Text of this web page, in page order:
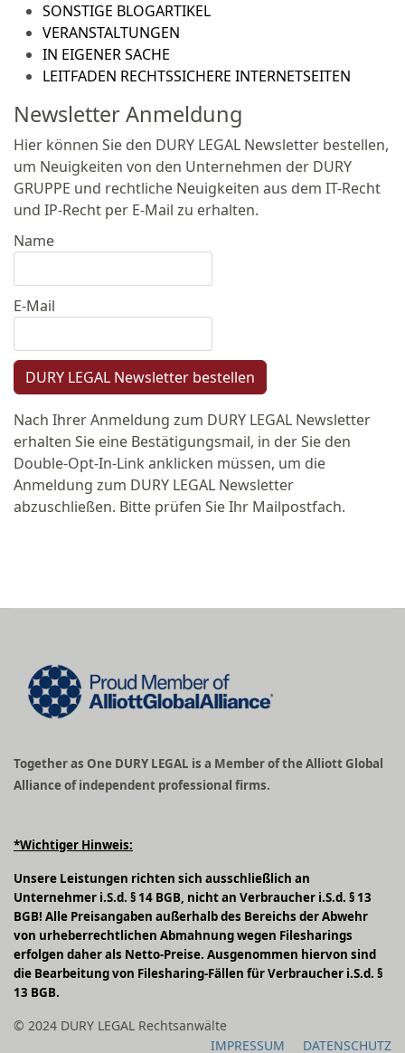
SONSTIGE BLOGARTIKEL
VERANSTALTUNGEN
IN EIGENER SACHE
LEITFADEN RECHTSSICHERE INTERNETSEITEN
Newsletter Anmeldung
Hier können Sie den DURY LEGAL Newsletter bestellen,
um Neuigkeiten von den Unternehmen der DURY
GRUPPE und rechtliche Neuigkeiten aus dem IT-Recht
und IP-Recht per E-Mail zu erhalten.
Name
E-Mail
DURY LEGAL Newsletter bestellen
Nach Ihrer Anmeldung zum DURY LEGAL Newsletter
erhalten Sie eine Bestätigungsmail, in der Sie den
Double-Opt-In-Link anklicken müssen, um die
Anmeldung zum DURY LEGAL Newsletter
abzuschließen. Bitte prüfen Sie Ihr Mailpostfach.
Together as One DURY LEGAL is a Member of the Alliott Global
Alliance of independent professional firms.
*Wichtiger Hinweis:
Unsere Leistungen richten sich ausschließlich an
Unternehmer i.S.d. § 14 BGB, nicht an Verbraucher i.S.d. § 13
BGB! Alle Preisangaben außerhalb des Bereichs der Abwehr
von urheberrechtlichen Abmahnung wegen Filesharings
erfolgen daher als Netto-Preise. Ausgenommen hiervon sind
die Bearbeitung von Filesharing-Fällen für Verbraucher i.S.d. §
13 BGB.
© 2024 DURY LEGAL Rechtsanwälte
IMPRESSUM
DATENSCHUTZ